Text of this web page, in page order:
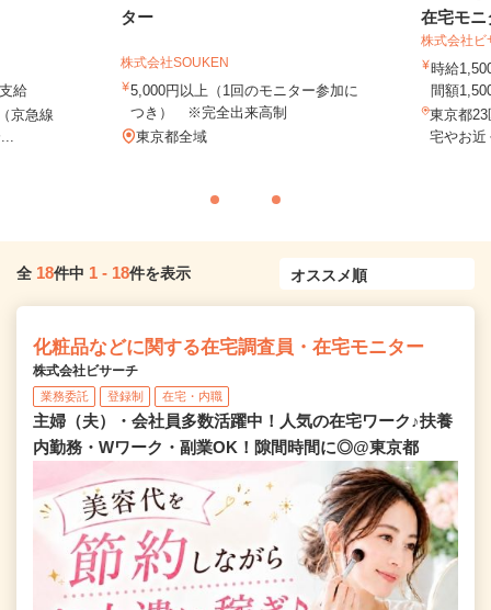
給
京急線
ター
株式会社SOUKEN
5,000円以上（1回のモニター参加に
つき） ※完全出来高制
東京都全域
在宅モニ
株式会社ビ
時給
間額
東京都
宅やお近
全 18件中 1 - 18件を表示
化粧品などに関する在宅調査員・在宅モニター
株式会社ビサーチ
業務委託 登録制 在宅・内職
主婦（夫）・会社員多数活躍中！人気の在宅ワーク♪扶養
内勤務・Wワーク・副業OK！隙間時間に◎@東京都